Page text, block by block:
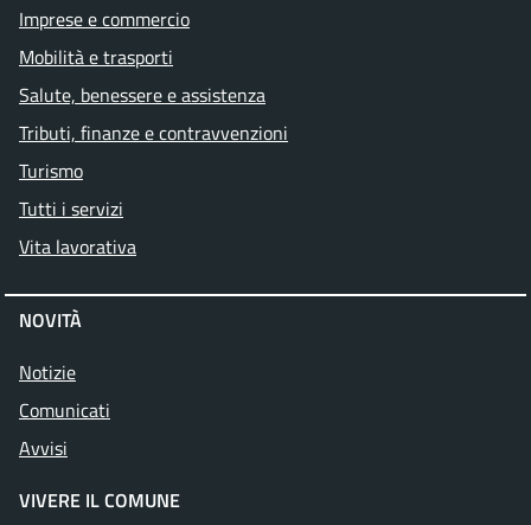
Imprese e commercio
Mobilità e trasporti
Salute, benessere e assistenza
Tributi, finanze e contravvenzioni
Turismo
Tutti i servizi
Vita lavorativa
NOVITÀ
Notizie
Comunicati
Avvisi
VIVERE IL COMUNE